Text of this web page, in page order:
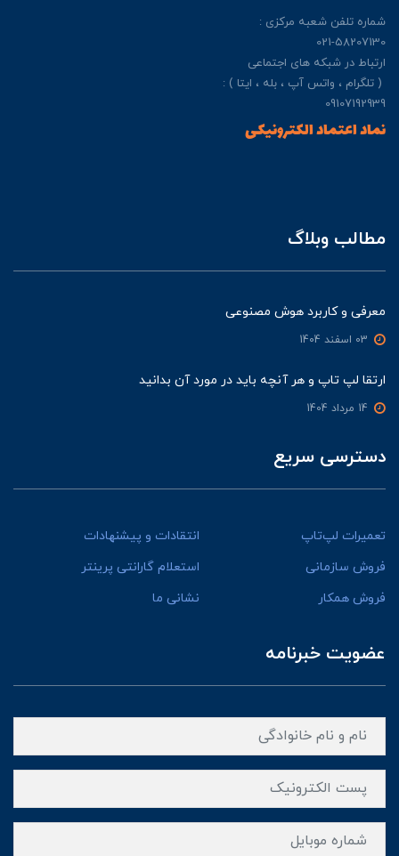
شماره تلفن شعبه مرکزی :
021-58207130
ارتباط در شبکه های اجتماعی
( تلگرام ، واتس آپ ، بله ، ایتا ) :
09107192939
نماد اعتماد الکترونیکی
مطالب وبلاگ
معرفی و کاربرد هوش مصنوعی
ارتقا لپ تاپ و هر آنچه باید در مورد آن بدانید
دسترسی سریع
تعمیرات لپ‌تاپ
انتقادات و پیشنهادات
فروش سازمانی
استعلام گارانتی پرینتر
فروش همکار
نشانی ما
عضویت خبرنامه